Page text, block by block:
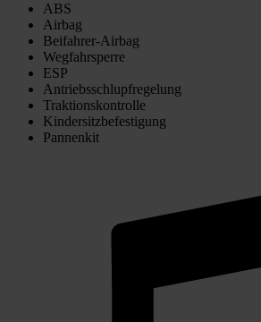
ABS
Airbag
Beifahrer-Airbag
Wegfahrsperre
ESP
Antriebsschlupfregelung
Traktionskontrolle
Kindersitzbefestigung
Pannenkit